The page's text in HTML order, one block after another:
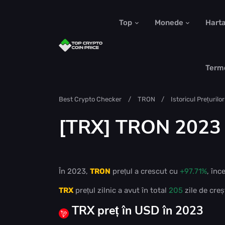
Top Monede Harta
Best Crypto Checker TRON Istoricul Prețurilor
[TRX] TRON
În 2023, TRON prețul a crescut cu +97.71%,
TRX prețul zilnic a avut în total 205 zile de
TRX preț în USD în 2023